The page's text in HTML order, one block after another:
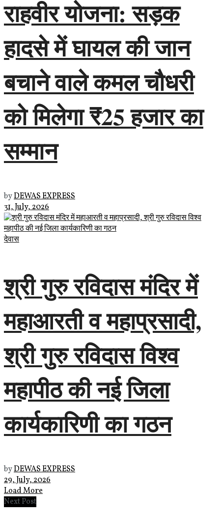
राहवीर योजना: सड़क
हादसे में घायल की जान
बचाने वाले कमल चौधरी
को मिलेगा ₹25 हजार का
सम्मान
byDEWAS EXPRESS
31, July, 2026
देवास
श्री गुरु रविदास मंदिर में
महाआरती व महाप्रसादी,
श्री गुरु रविदास विश्व
महापीठ की नई जिला
कार्यकारिणी का गठन
byDEWAS EXPRESS
29, July, 2026
Load More
Next Post